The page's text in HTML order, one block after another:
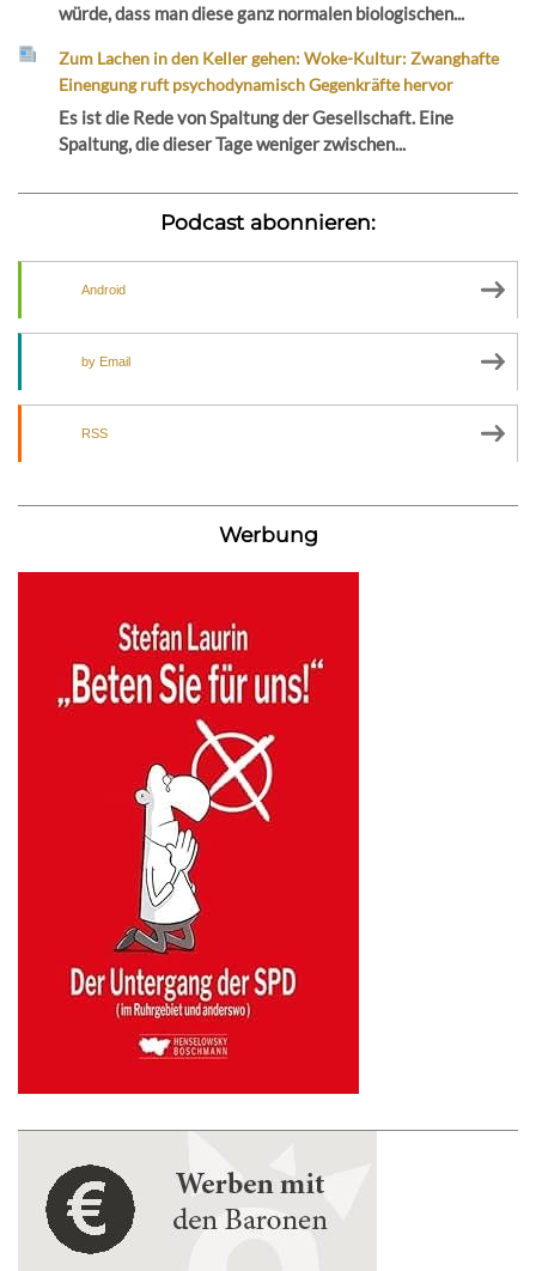
würde, dass man diese ganz normalen biologischen...
Zum Lachen in den Keller gehen: Woke-Kultur: Zwanghafte
Einengung ruft psychodynamisch Gegenkräfte hervor
Es ist die Rede von Spaltung der Gesellschaft. Eine
Spaltung, die dieser Tage weniger zwischen...
Podcast abonnieren:
Android
by Email
RSS
Werbung